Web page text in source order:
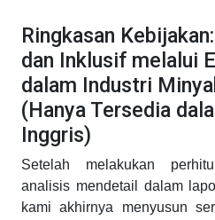
Ringkasan
dan Inklusif melalui
dalam Industri
(Hanya Tersedia
Inggris)
Setelah melakukan
analisis mendetail dalam
kami akhirnya menyusun